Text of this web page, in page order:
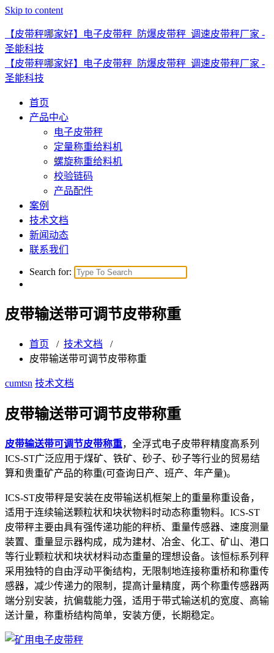
Skip to content
【皮带秤哪家好】电子皮带秤_防爆皮带秤_调速皮带秤厂家 -
圣能科技
【皮带秤哪家好】电子皮带秤_防爆皮带秤_调速皮带秤厂家 -
圣能科技
首页
产品中心
电子皮带秤
定量称重给料机
螺旋称重给料机
校验链码
产品配件
案例
技术文档
新闻动态
联系我们
Search for:
皮带输送带可调节皮带称重
首页 / 技术文档 /
皮带输送带可调节皮带称重
cumtsn 技术文档
皮带输送带可调节皮带称重
皮带输送带可调节皮带称重，全浮式电子皮带秤精度高系列
ICS-ST广泛应用于煤矿、铁矿、砂子、砂子等行业的贸易结
算和贵重矿产品的称重(可查询日产、班产、年产量)。
ICS-ST皮带秤是安装在皮带输送机框架上的重量称重设备，
适用于连续输送颗粒状和块状物料时动态称重物料。ICS-ST
皮带秤主要由具有强传递功能的秤桥、重量传感器、速度测量
装置、重量显示器构成，成为建材、冶金、化工、矿山、港口
等行业颗粒状和块状材料动态重量的理想设备。该恒标系列秤
采用独特的自由浮动平衡结构，无限制地连接称重桥和称重传
感器，减少传递力的限制，提高计量精度，两个称重传感器两
端分别安装，抗偏载能力强，适用于带式输送机的宽度、高输
送计量，称重桥结构简单，安装方便，长期稳定。